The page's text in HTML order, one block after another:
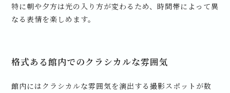
特に朝や夕方は光の入り方が変わるため、時間帯によって異
なる表情を楽しめます。
格式ある館内でのクラシカルな雰囲気
館内にはクラシカルな雰囲気を演出する撮影スポットが数